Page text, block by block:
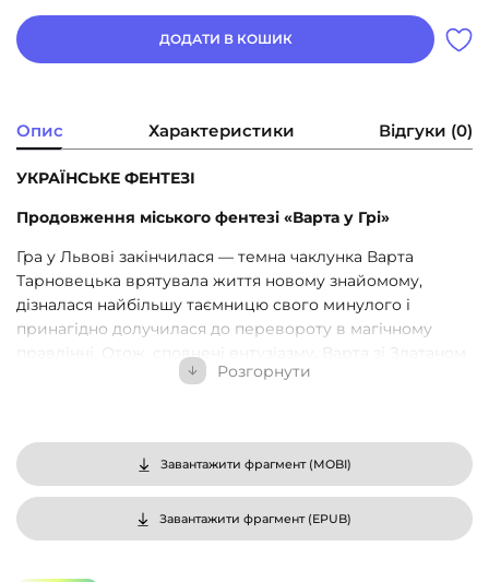
ДОДАТИ В КОШИК
Опис Характеристики Відгуки (0)
УКРАЇНСЬКЕ ФЕНТЕЗІ
Продовження міського фентезі «Варта у Грі»
Гра у Львові закінчилася — темна чаклунка Варта
Тарновецька врятувала життя новому знайомому,
дізналася найбільшу таємницю свого минулого і
принагідно долучилася до перевороту в магічному
правлінні. Отож, сповнені ентузіазму, Варта зі Златаном
прибувають до Праги, щоби офіційно заступити на
багато перепон. Могутні судді виплітають нові інтриги,
вибори глави насуваються, а втрачені артефакти
остаточно забирають спокій.
Тим часом у празькій спільноті ширяться чутки про
Розгорнути
Завантажити фрагмент (MOBI)
Завантажити фрагмент (EPUB)